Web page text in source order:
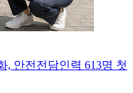
, 안전전담인력 613명 첫